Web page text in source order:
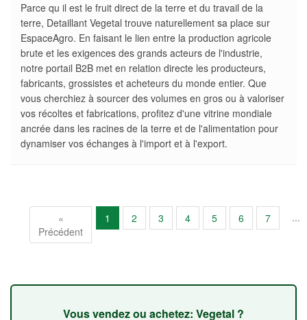
Parce qu il est le fruit direct de la terre et du travail de la
terre, Detaillant Vegetal trouve naturellement sa place sur
EspaceAgro. En faisant le lien entre la production agricole
brute et les exigences des grands acteurs de l'industrie,
notre portail B2B met en relation directe les producteurs,
fabricants, grossistes et acheteurs du monde entier. Que
vous cherchiez à sourcer des volumes en gros ou à valoriser
vos récoltes et fabrications, profitez d'une vitrine mondiale
ancrée dans les racines de la terre et de l'alimentation pour
dynamiser vos échanges à l'import et à l'export.
«
Précédent
1 2 3 4 5 6 7 ...
Vous vendez ou achetez: Vegetal ?